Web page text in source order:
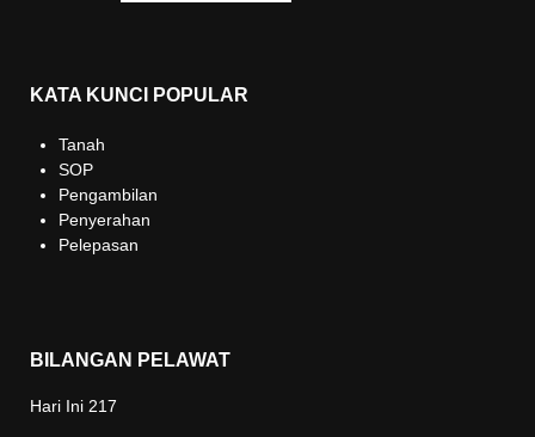
KATA KUNCI POPULAR
Tanah
SOP
Pengambilan
Penyerahan
Pelepasan
BILANGAN PELAWAT
Hari Ini 217